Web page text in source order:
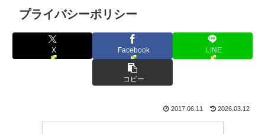
プライバシーポリシー
X Facebook LINE
コピー
2017.06.11 2026.03.12